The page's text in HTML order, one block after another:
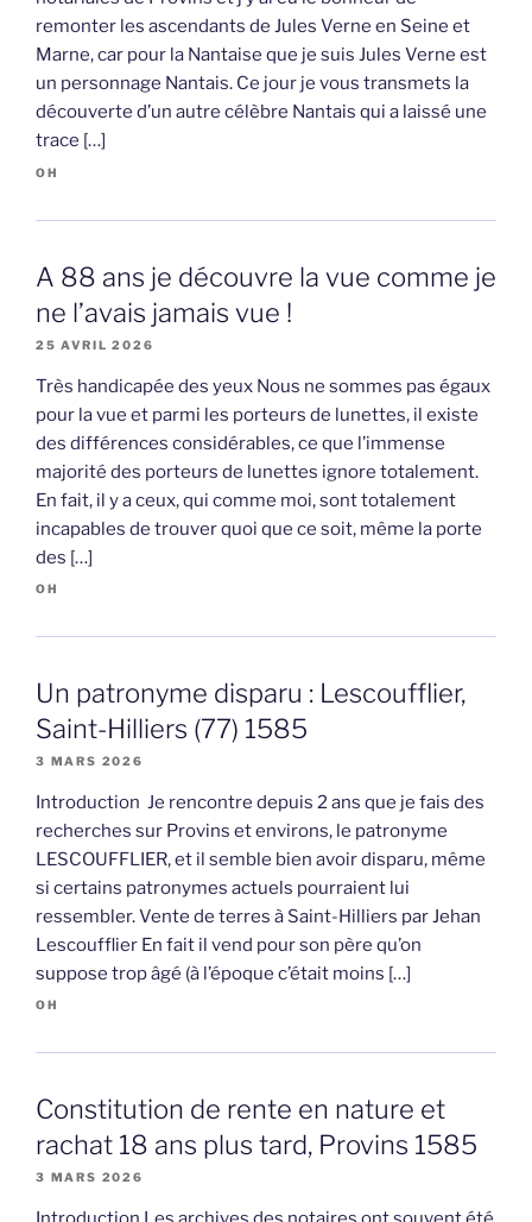
remonter les ascendants de Jules Verne en Seine et
Marne, car pour la Nantaise que je suis Jules Verne est
un personnage Nantais. Ce jour je vous transmets la
découverte d’un autre célèbre Nantais qui a laissé une
trace […]
OH
A 88 ans je découvre la vue comme je
ne l’avais jamais vue !
25 AVRIL 2026
Très handicapée des yeux Nous ne sommes pas égaux
pour la vue et parmi les porteurs de lunettes, il existe
des différences considérables, ce que l’immense
majorité des porteurs de lunettes ignore totalement.
En fait, il y a ceux, qui comme moi, sont totalement
incapables de trouver quoi que ce soit, même la porte
des […]
OH
Un patronyme disparu : Lescoufflier,
Saint-Hilliers (77) 1585
3 MARS 2026
Introduction Je rencontre depuis 2 ans que je fais des
recherches sur Provins et environs, le patronyme
LESCOUFFLIER, et il semble bien avoir disparu, même
si certains patronymes actuels pourraient lui
ressembler. Vente de terres à Saint-Hilliers par Jehan
Lescoufflier En fait il vend pour son père qu’on
suppose trop âgé (à l’époque c’était moins […]
OH
Constitution de rente en nature et
rachat 18 ans plus tard, Provins 1585
3 MARS 2026